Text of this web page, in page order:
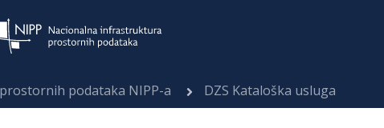
podataka NIPP-a DZS Kataloška usluga